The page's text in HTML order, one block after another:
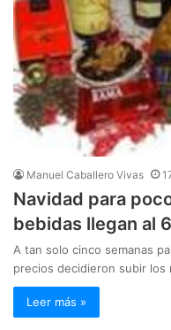
Manuel Caballero Vivas
Navidad para
bebidas llegan al
A tan solo cinco semanas
precios decidieron subir
Leer más »